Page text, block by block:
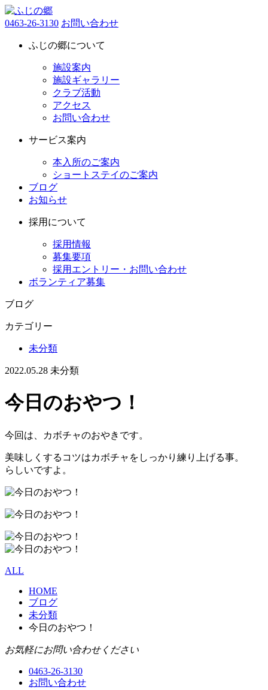
0463-26-3130 お問い合わせ
ふじの郷について
施設案内
施設ギャラリー
クラブ活動
アクセス
お問い合わせ
サービス案内
本入所のご案内
ショートステイのご案内
ブログ
お知らせ
採用について
採用情報
募集要項
採用エントリー・お問い合わせ
ボランティア募集
ブログ
カテゴリー
未分類
2022.05.28 未分類
今日のおやつ！
今回は、カボチャのおやきです。
美味しくするコツはカボチャをしっかり練り上げる事。
らしいですよ。
ALL
HOME
ブログ
未分類
今日のおやつ！
お気軽にお問い合わせください
0463-26-3130
お問い合わせ